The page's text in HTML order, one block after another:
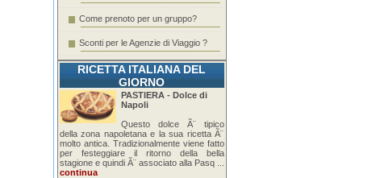
Come prenoto per un gruppo?
Sconti per le Agenzie di Viaggio ?
RICETTA ITALIANA DEL
GIORNO
PASTIERA - Dolce di
Napoli
Questo dolce Ã¨ tipico
della zona napoletana e la sua ricetta Ã¨
molto antica. Tradizionalmente viene fatto
per festeggiare il ritorno della bella
stagione e quindi Ã¨ associato alla Pasq ...
continua